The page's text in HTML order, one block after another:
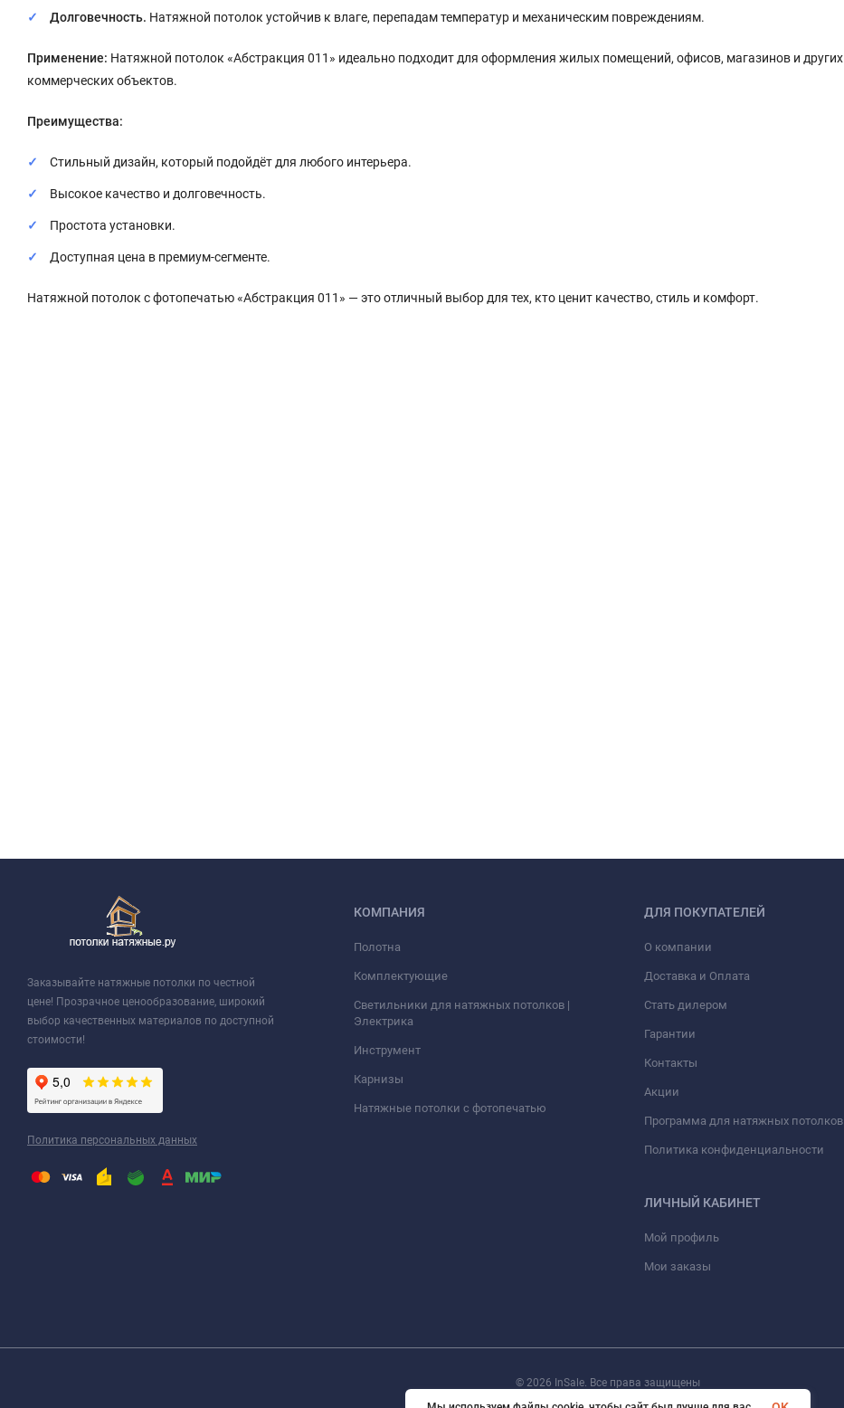
Долговечность. Натяжной потолок устойчив к влаге, перепадам температур и механическим повреждениям.
Применение: Натяжной потолок «Абстракция 011» идеально подходит для оформления жилых помещений, офисов, магазинов и других
коммерческих объектов.
Преимущества:
Стильный дизайн, который подойдёт для любого интерьера.
Высокое качество и долговечность.
Простота установки.
Доступная цена в премиум-сегменте.
Натяжной потолок с фотопечатью «Абстракция 011» — это отличный выбор для тех, кто ценит качество, стиль и комфорт.
Заказывайте натяжные потолки по честной
цене! Прозрачное ценообразование, широкий
выбор качественных материалов по доступной
стоимости!
Политика персональных данных
КОМПАНИЯ
Полотна
Комплектующие
Светильники для натяжных потолков |
Электрика
Инструмент
Карнизы
Натяжные потолки с фотопечатью
ДЛЯ ПОКУПАТЕЛЕЙ
О компании
Доставка и Оплата
Стать дилером
Гарантии
Контакты
Акции
Программа для натяжных потолков
Политика конфиденциальности
ЛИЧНЫЙ КАБИНЕТ
Мой профиль
Мои заказы
© 2026 InSale. Все права защищены